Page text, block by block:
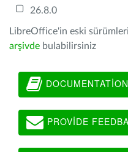
26.8.0
LibreOffice'in eski
arşivde bulabilirsiniz
DOCUMENTATION
PROVIDE